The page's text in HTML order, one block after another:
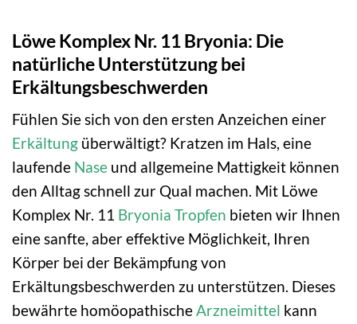
Löwe Komplex Nr. 11 Bryonia: Die
natürliche Unterstützung bei
Erkältungsbeschwerden
Fühlen Sie sich von den ersten Anzeichen einer
Erkältung überwältigt? Kratzen im Hals, eine
laufende Nase und allgemeine Mattigkeit können
den Alltag schnell zur Qual machen. Mit Löwe
Komplex Nr. 11 Bryonia Tropfen bieten wir Ihnen
eine sanfte, aber effektive Möglichkeit, Ihren
Körper bei der Bekämpfung von
Erkältungsbeschwerden zu unterstützen. Dieses
bewährte homöopathischeArzneimittel kann